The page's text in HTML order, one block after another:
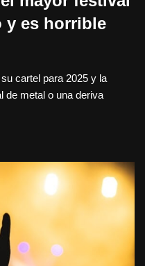
y es horrible
cartel para 2025 y la
de metal o una deriva